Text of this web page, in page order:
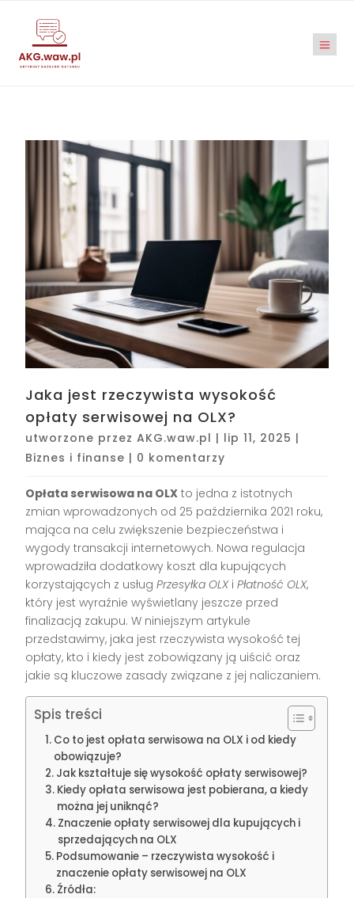
Jaka jest rzeczywista wysokość
opłaty serwisowej na OLX?
utworzone przezAKG.waw.pl | lip 11, 2025 |
Biznes i finanse | 0 komentarzy
Opłata serwisowa na OLX to jedna z istotnych
zmian wprowadzonych od 25 października 2021 roku,
mająca na celu zwiększenie bezpieczeństwa i
wygody transakcji internetowych. Nowa regulacja
wprowadziła dodatkowy koszt dla kupujących
korzystających z usługPrzesyłka OLXiPłatność OLX,
który jest wyraźnie wyświetlany jeszcze przed
finalizacją zakupu. W niniejszym artykule
przedstawimy, jaka jest rzeczywista wysokość tej
opłaty, kto i kiedy jest zobowiązany ją uiścić oraz
jakie są kluczowe zasady związane z jej naliczaniem.
Spis treści
Co to jest opłata serwisowa na OLX i od kiedy
obowiązuje?
Jak kształtuje się wysokość opłaty serwisowej?
Kiedy opłata serwisowa jest pobierana, a kiedy
można jej uniknąć?
Znaczenie opłaty serwisowej dla kupujących i
sprzedających na OLX
Podsumowanie – rzeczywista wysokość i
znaczenie opłaty serwisowej na OLX
Źródła: